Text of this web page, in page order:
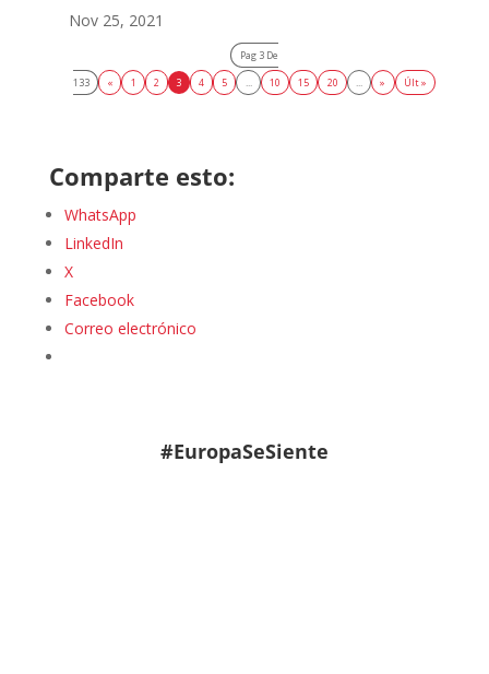
Nov 25, 2021
Pag 3 De
133
« 1 2 3 4 5 ... 10 15 20 ... » Últ »
Comparte esto:
WhatsApp
LinkedIn
X
Facebook
Correo electrónico
#EuropaSeSiente